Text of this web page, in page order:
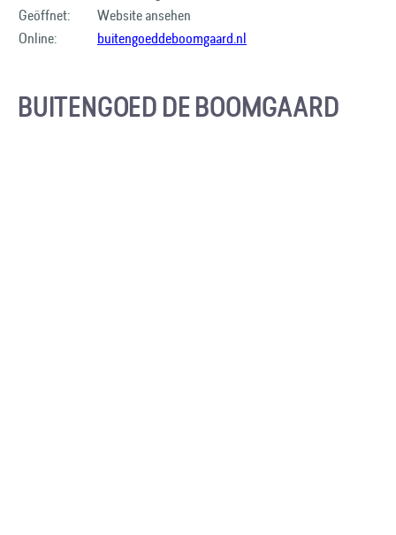
Geöffnet:
Website ansehen
Online:
buitengoeddeboomgaard.nl
BUITENGOED DE BOOMGAARD